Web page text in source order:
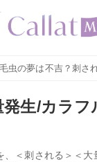
虫の夢は不吉？刺さ
発生/カラ
＜刺される＞＜大